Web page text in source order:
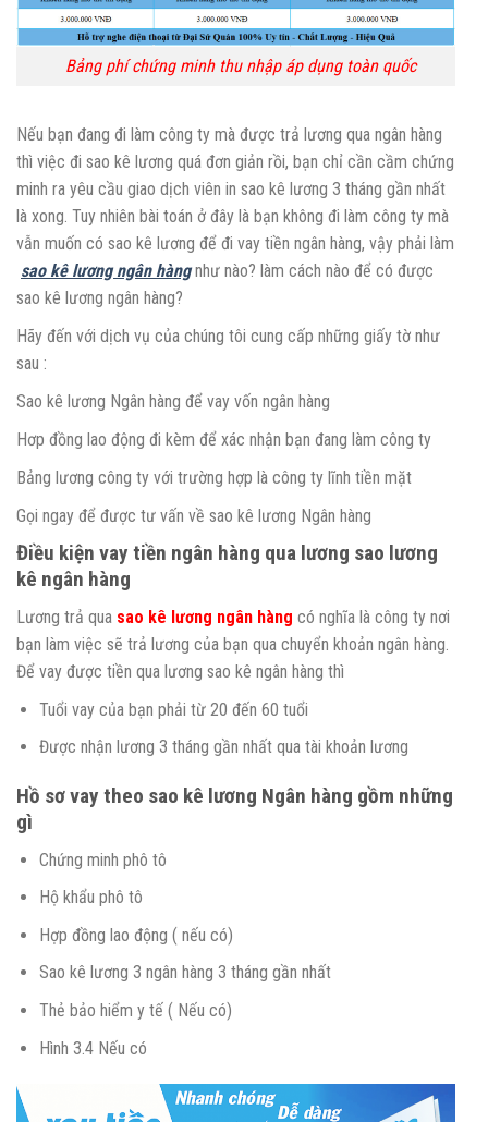
Bảng phí chứng minh thu nhập áp dụng toàn quốc
Nếu bạn đang đi làm công ty mà được trả lương qua ngân hàng
thì việc đi sao kê lương quá đơn giản rồi, bạn chỉ cần cầm chứng
minh ra yêu cầu giao dịch viên in sao kê lương 3 tháng gần nhất
là xong. Tuy nhiên bài toán ở đây là bạn không đi làm công ty mà
vẫn muốn có sao kê lương để đi vay tiền ngân hàng, vậy phải làm
sao kê lương ngân hàngnhư nào? làm cách nào để có được
sao kê lương ngân hàng?
Hãy đến với dịch vụ của chúng tôi cung cấp những giấy tờ như
sau :
Sao kê lương Ngân hàng để vay vốn ngân hàng
Hơp đồng lao động đi kèm để xác nhận bạn đang làm công ty
Bảng lương công ty với trường hợp là công ty lĩnh tiền mặt
Gọi ngay để được tư vấn về sao kê lương Ngân hàng
Điều kiện vay tiền ngân hàng qua lương sao lương
kê ngân hàng
Lương trả qua sao kê lương ngân hàng có nghĩa là công ty nơi
bạn làm việc sẽ trả lương của bạn qua chuyển khoản ngân hàng.
Để vay được tiền qua lương sao kê ngân hàng thì
Tuổi vay của bạn phải từ 20 đến 60 tuổi
Được nhận lương 3 tháng gần nhất qua tài khoản lương
Hồ sơ vay theo sao kê lương Ngân hàng gồm những
gì
Chứng minh phô tô
Hộ khẩu phô tô
Hợp đồng lao động ( nếu có)
Sao kê lương 3 ngân hàng 3 tháng gần nhất
Thẻ bảo hiểm y tế ( Nếu có)
Hình 3.4 Nếu có